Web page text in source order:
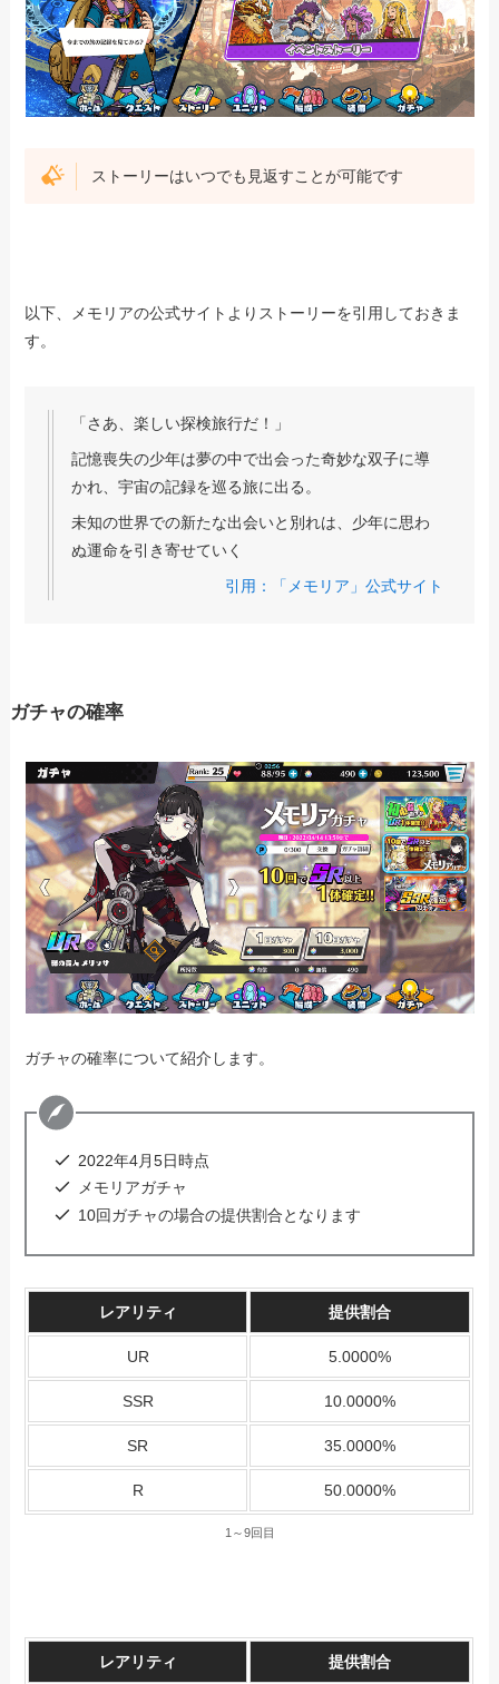
ストーリーはいつでも見返すことが可能です
以下、メモリアの公式サイトよりストーリーを引用しておきま
す。
「さあ、楽しい探検旅行だ！」
記憶喪失の少年は夢の中で出会った奇妙な双子に導
かれ、宇宙の記録を巡る旅に出る。
未知の世界での新たな出会いと別れは、少年に思わ
ぬ運命を引き寄せていく
引用：「メモリア」公式サイト
ガチャの確率
ガチャの確率について紹介します。
2022年4月5日時点
メモリアガチャ
10回ガチャの場合の提供割合となります
レアリティ 提供割合
UR 5.0000%
SSR 10.0000%
SR 35.0000%
R 50.0000%
1～9回目
レアリティ 提供割合